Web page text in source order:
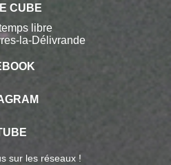
CUBE
libre
la-Délivrande
sur les réseaux !